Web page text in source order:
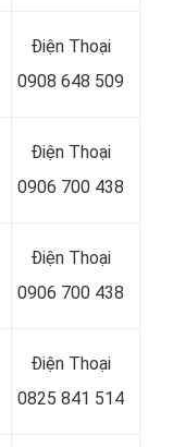
Điện Thoại
0908 648 509
Điện Thoại
0906 700 438
Điện Thoại
0906 700 438
Điện Thoại
0825 841 514